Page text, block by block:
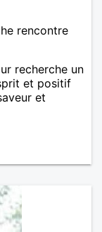
rencontre
recherche un
et positif
et